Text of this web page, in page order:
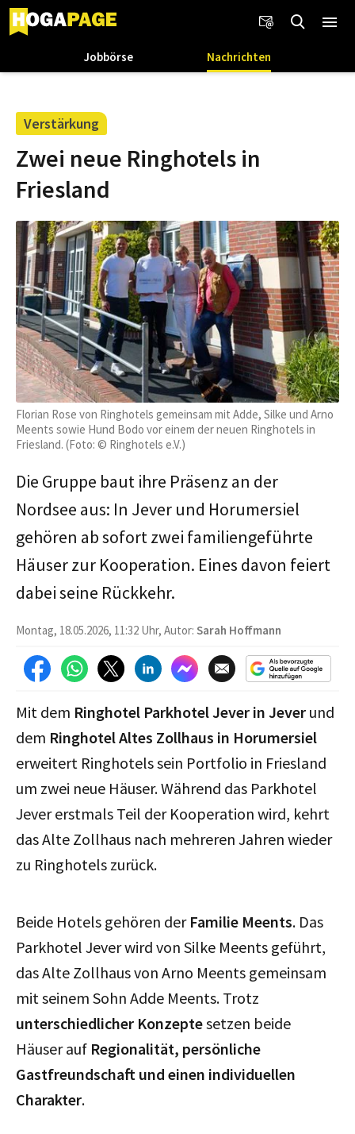
Jobbörse Nachrichten
Verstärkung
Zwei neue Ringhotels in
Friesland
Florian Rose von Ringhotels gemeinsam mit Adde, Silke und Arno
Meents sowie Hund Bodo vor einem der neuen Ringhotels in
Friesland. (Foto: © Ringhotels e.V.)
Die Gruppe baut ihre Präsenz an der
Nordsee aus: In Jever und Horumersiel
gehören ab sofort zwei familiengeführte
Häuser zur Kooperation. Eines davon feiert
dabei seine Rückkehr.
Montag, 18.05.2026, 11:32 Uhr, Autor: Sarah Hoffmann
Mit dem Ringhotel Parkhotel Jever in Jever und
dem Ringhotel Altes Zollhaus in Horumersiel
erweitert Ringhotels sein Portfolio in Friesland
um zwei neue Häuser. Während das Parkhotel
Jever erstmals Teil der Kooperation wird, kehrt
das Alte Zollhaus nach mehreren Jahren wieder
zu Ringhotels zurück.
Beide Hotels gehören der Familie Meents. Das
Parkhotel Jever wird von Silke Meents geführt,
das Alte Zollhaus von Arno Meents gemeinsam
mit seinem Sohn Adde Meents. Trotz
unterschiedlicher Konzeptesetzen beide
Häuser auf Regionalität, persönliche
Gastfreundschaft und einen individuellen
Charakter.